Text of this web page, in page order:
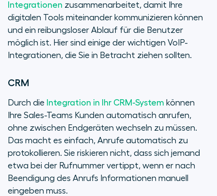
Integrationen zusammenarbeitet, damit Ihre
digitalen Tools miteinander kommunizieren können
und ein reibungsloser Ablauf für die Benutzer
möglich ist. Hier sind einige der wichtigen VoIP-
Integrationen, die Sie in Betracht ziehen sollten.
CRM
Durch die Integration in Ihr CRM-System können
Ihre Sales-Teams Kunden automatisch anrufen,
ohne zwischen Endgeräten wechseln zu müssen.
Das macht es einfach, Anrufe automatisch zu
protokollieren. Sie riskieren nicht, dass sich jemand
etwa bei der Rufnummer vertippt, wenn er nach
Beendigung des Anrufs Informationen manuell
eingeben muss.